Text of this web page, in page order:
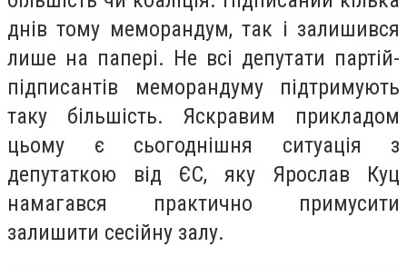
днів тому меморандум, так і залишився
лише на папері. Не всі депутати партій-
підписантів меморандуму підтримують
таку більшість. Яскравим прикладом
цьому є сьогоднішня ситуація з
депутаткою від ЄС, яку Ярослав Куц
намагався практично примусити
залишити сесійну залу.